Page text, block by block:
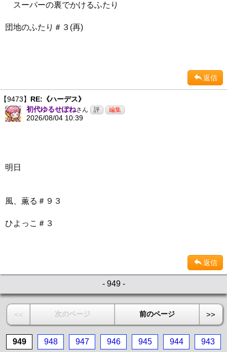
スーパーの裏でかけるふたり
団地のふたり＃３(再)
返信
【9473】 RE:《ハーデス》
初代ゆるせぽねさん
2026/08/04 10:39
明日
風、薫る＃９３
ひよっこ＃３
返信
- 949 -
<< 次のページ 前のページ >>
949 948 947 946 945 944 943